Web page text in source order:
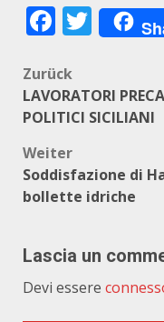
Zurück
LAVORATORI
POLITICI SICILIANI
Weiter
Soddisfazione di
bollette idriche
Lascia un
Devi essere